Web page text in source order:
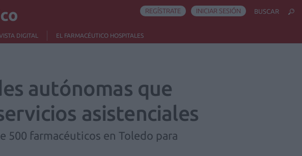
DIGITAL EL FARMACÉUTICO HOSPITALES
REGÍSTRATE INICIAR SESIÓN BUSCAR
autónomas que
asistenciales
500 farmacéuticos en Toledo para